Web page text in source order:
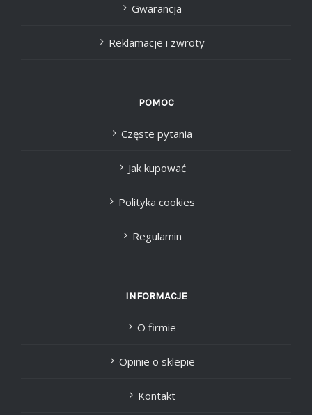
Gwarancja
Reklamacje i zwroty
POMOC
Częste pytania
Jak kupować
Polityka cookies
Regulamin
INFORMACJE
O firmie
Opinie o sklepie
Kontakt